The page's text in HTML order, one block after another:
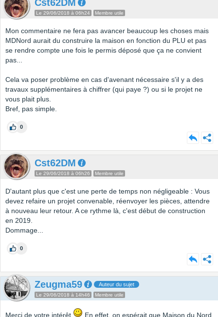
Cst62DM
Le 29/06/2018 à 06h24 Membre utile
Mon commentaire ne fera pas avancer beaucoup les choses mais
MDNord aurait du construire la maison en fonction du PLU et pas
se rendre compte une fois le permis déposé que ça ne convient
pas...
Cela va poser problème en cas d'avenant nécessaire s'il y a des
travaux supplémentaires à chiffrer (qui paye ?) ou si le projet ne
vous plait plus.
Bref, pas simple.
0
Cst62DM
Le 29/06/2018 à 06h26 Membre utile
D'autant plus que c'est une perte de temps non négligeable : Vous
devez refaire un projet convenable, réenvoyer les pièces, attendre
à nouveau leur retour. A ce rythme là, c'est début de construction
en 2019.
Dommage...
0
Zeugma59 Auteur du sujet
Le 29/06/2018 à 14h46 Membre utile
Merci de votre intérêt
En effet, on espérait que Maison du Nord